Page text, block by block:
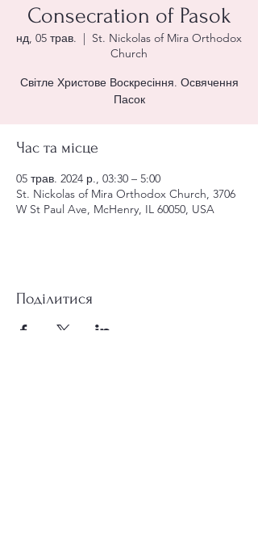
Consecration of Pasok
нд, 05 трав.
  |
St. Nickolas of Mira Orthodox
Church
Світле Христове Воскресіння. Освячення
Пасок
Час та місце
05 трав. 2024 р., 03:30 – 5:00
St. Nickolas of Mira Orthodox Church, 3706
W St Paul Ave, McHenry, IL 60050, USA
Поділитися